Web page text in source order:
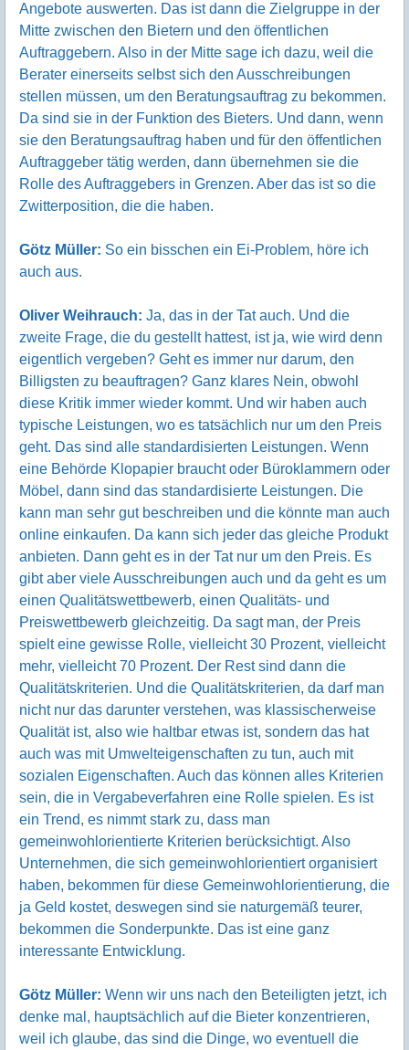
Angebote auswerten. Das ist dann die Zielgruppe in der
Mitte zwischen den Bietern und den öffentlichen
Auftraggebern. Also in der Mitte sage ich dazu, weil die
Berater einerseits selbst sich den Ausschreibungen
stellen müssen, um den Beratungsauftrag zu bekommen.
Da sind sie in der Funktion des Bieters. Und dann, wenn
sie den Beratungsauftrag haben und für den öffentlichen
Auftraggeber tätig werden, dann übernehmen sie die
Rolle des Auftraggebers in Grenzen. Aber das ist so die
Zwitterposition, die die haben.
Götz Müller: So ein bisschen ein Ei-Problem, höre ich
auch aus.
Oliver Weihrauch: Ja, das in der Tat auch. Und die
zweite Frage, die du gestellt hattest, ist ja, wie wird denn
eigentlich vergeben? Geht es immer nur darum, den
Billigsten zu beauftragen? Ganz klares Nein, obwohl
diese Kritik immer wieder kommt. Und wir haben auch
typische Leistungen, wo es tatsächlich nur um den Preis
geht. Das sind alle standardisierten Leistungen. Wenn
eine Behörde Klopapier braucht oder Büroklammern oder
Möbel, dann sind das standardisierte Leistungen. Die
kann man sehr gut beschreiben und die könnte man auch
online einkaufen. Da kann sich jeder das gleiche Produkt
anbieten. Dann geht es in der Tat nur um den Preis. Es
gibt aber viele Ausschreibungen auch und da geht es um
einen Qualitätswettbewerb, einen Qualitäts- und
Preiswettbewerb gleichzeitig. Da sagt man, der Preis
spielt eine gewisse Rolle, vielleicht 30 Prozent, vielleicht
mehr, vielleicht 70 Prozent. Der Rest sind dann die
Qualitätskriterien. Und die Qualitätskriterien, da darf man
nicht nur das darunter verstehen, was klassischerweise
Qualität ist, also wie haltbar etwas ist, sondern das hat
auch was mit Umwelteigenschaften zu tun, auch mit
sozialen Eigenschaften. Auch das können alles Kriterien
sein, die in Vergabeverfahren eine Rolle spielen. Es ist
ein Trend, es nimmt stark zu, dass man
gemeinwohlorientierte Kriterien berücksichtigt. Also
Unternehmen, die sich gemeinwohlorientiert organisiert
haben, bekommen für diese Gemeinwohlorientierung, die
ja Geld kostet, deswegen sind sie naturgemäß teurer,
bekommen die Sonderpunkte. Das ist eine ganz
interessante Entwicklung.
Götz Müller: Wenn wir uns nach den Beteiligten jetzt, ich
denke mal, hauptsächlich auf die Bieter konzentrieren,
weil ich glaube, das sind die Dinge, wo eventuell die